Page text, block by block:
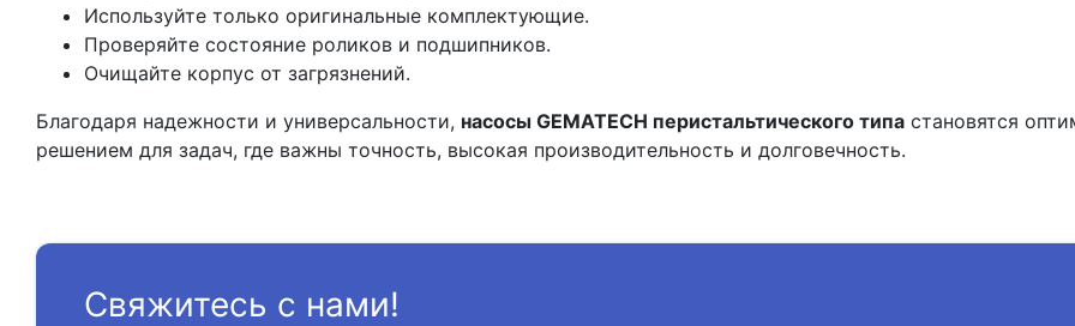
Используйте только оригинальные комплектующие.
Проверяйте состояние роликов и подшипников.
Очищайте корпус от загрязнений.
Благодаря надежности и универсальности, насосы GEMATECH перистальтического типа становятся
решением для задач, где важны точность, высокая производительность и долговечность.
Свяжитесь с нами!